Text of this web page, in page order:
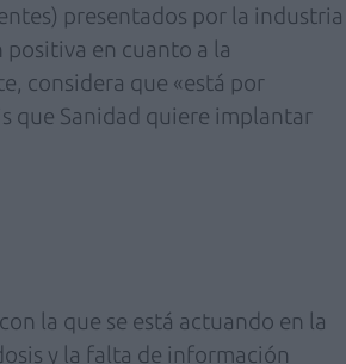
presentados por la industria
en cuanto a la
considera que «está por
que Sanidad quiere implantar
la que se está actuando en la
y la falta de información